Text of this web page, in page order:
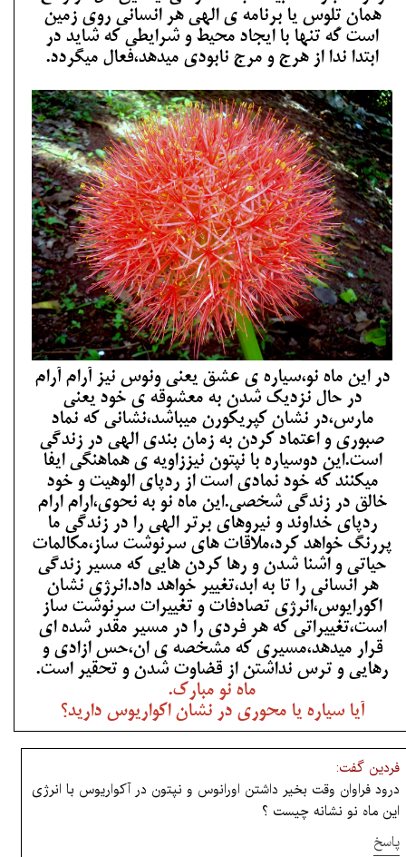
همان تِلوس یا برنامه ی الهی هر انسانی روی زمین
است که تنها با ایجاد محیط و شرایطی که شاید در
ابتدا ندا از هرج و مرج نابودی میدهد،فعال میگردد.
در این ماه نو،سیاره ی عشق یعنی ونوس نیز آرام آرام
در حال نزدیک شدن به معشوقه ی خود یعنی
مارس،در نشان کپریکورن میباشد،نشانی که نماد
صبوری و اعتماد کردن به زمان بندی الهی در زندگی
است.این دوسیاره با نپتون نیززاویه ی هماهنگی ایفا
میکنند که خود نمادی است از ردپای الوهیت و خود
خالق در زندگی شخصی.این ماه نو به نحوی،ارام ارام
ردپای خداوند و نیروهای برتر الهی را در زندگی ما
پررنگ خواهد کرد،ملاقات های سرنوشت ساز،مکالمات
حیاتی و اشنا شدن و رها کردن هایی که مسیر زندگی
هر انسانی را تا به ابد،تغییر خواهد داد.انرژی نشان
اکورایوس،انرژی تصادفات و تغییرات سرنوشت ساز
است،تغییراتی که هر فردی را در مسیر مقدر شده ای
قرار میدهد،مسیری که مشخصه ی ان،حس ازادی و
رهایی و ترس نداشتن از قضاوت شدن و تحقیر است.
ماه نو مبارک.
آیا سیاره یا محوری در نشان اکواریوس دارید؟
فردین گفت:
درود فراوان وقت بخیر داشتن اورانوس و نپتون در آکواریوس با انرژی
این ماه نو نشانه چیست ؟
پاسخ